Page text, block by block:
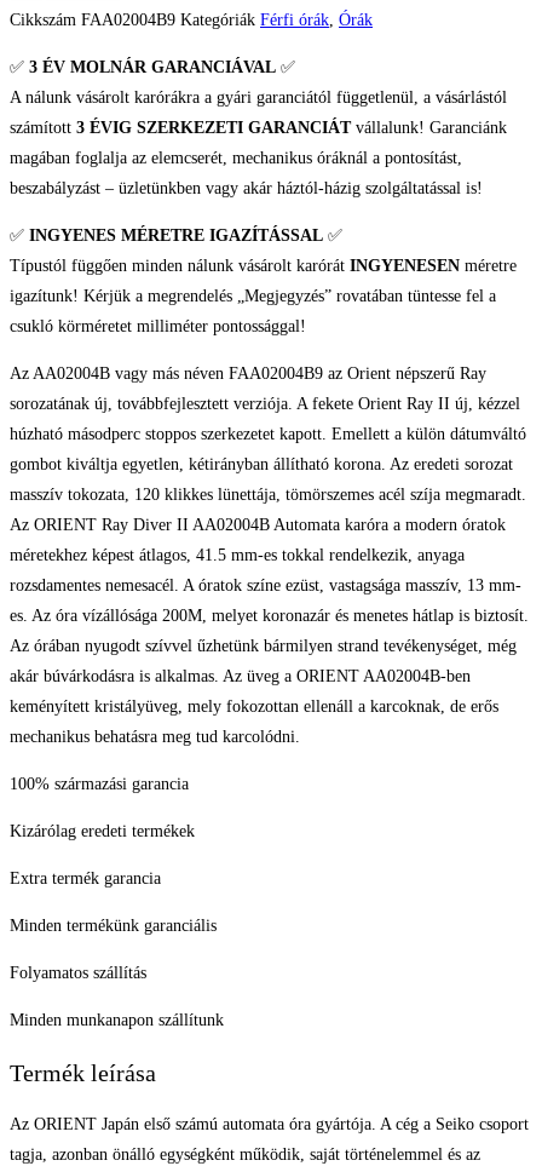
Cikkszám FAA02004B9 Kategóriák Férfi órák, Órák
✅ 3 ÉV MOLNÁR GARANCIÁVAL ✅
A nálunk vásárolt karórákra a gyári garanciától függetlenül, a vásárlástól
számított 3 ÉVIG SZERKEZETI GARANCIÁTvállalunk! Garanciánk
magában foglalja az elemcserét, mechanikus óráknál a pontosítást,
beszabályzást – üzletünkben vagy akár háztól-házig szolgáltatással is!
✅ INGYENES MÉRETRE IGAZÍTÁSSAL ✅
Típustól függően minden nálunk vásárolt karórát INGYENESEN méretre
igazítunk! Kérjük a megrendelés „Megjegyzés” rovatában tüntesse fel a
csukló körméretet milliméter pontossággal!
Az AA02004B vagy más néven FAA02004B9 az Orient népszerű Ray
sorozatának új, továbbfejlesztett verziója. A fekete Orient Ray II új, kézzel
húzható másodperc stoppos szerkezetet kapott. Emellett a külön dátumváltó
gombot kiváltja egyetlen, kétirányban állítható korona. Az eredeti sorozat
masszív tokozata, 120 klikkes lünettája, tömörszemes acél szíja megmaradt.
Az ORIENT Ray Diver II AA02004B Automata karóra a modern óratok
méretekhez képest átlagos, 41.5 mm-es tokkal rendelkezik, anyaga
rozsdamentes nemesacél. A óratok színe ezüst, vastagsága masszív, 13 mm-
es. Az óra vízállósága 200M, melyet koronazár és menetes hátlap is biztosít.
Az órában nyugodt szívvel űzhetünk bármilyen strand tevékenységet, még
akár búvárkodásra is alkalmas. Az üveg a ORIENT AA02004B-ben
keményített kristályüveg, mely fokozottan ellenáll a karcoknak, de erős
mechanikus behatásra meg tud karcolódni.
100% származási garancia
Kizárólag eredeti termékek
Extra termék garancia
Minden termékünk garanciális
Folyamatos szállítás
Minden munkanapon szállítunk
Termék leírása
Az ORIENT Japán első számú automata óra gyártója. A cég a Seiko csoport
tagja, azonban önálló egységként működik, saját történelemmel és az